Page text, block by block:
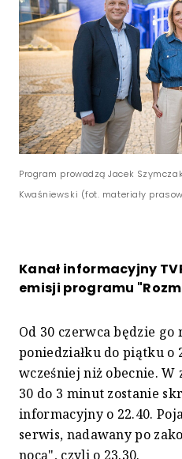
Program prowadzą Jacek
Kwaśniewski (fot. materiały
Kanał informacyjny
emisji programu
Od 30 czerwca będzie go
poniedziałku do piątku o
wcześniej niż obecnie. W
30 do 3 minut zostanie
informacyjny o 22.40.
serwis, nadawany po
nocą", czyli o 23.30.